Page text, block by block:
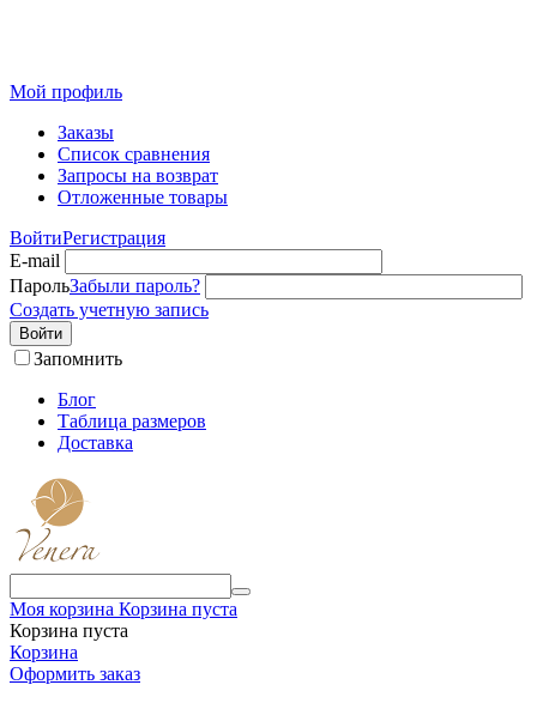
Мой профиль
Заказы
Список сравнения
Запросы на возврат
Отложенные товары
ВойтиРегистрация
E-mail
ПарольЗабыли пароль?
Создать учетную запись
Войти
Запомнить
Блог
Таблица размеров
Доставка
Моя корзина Корзина пуста
Корзина пуста
Корзина
Оформить заказ